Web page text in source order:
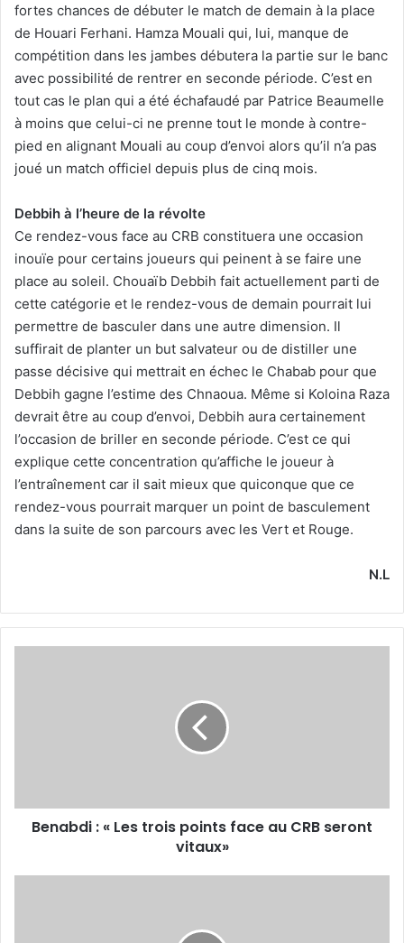
fortes chances de débuter le match de demain à la place
de Houari Ferhani. Hamza Mouali qui, lui, manque de
compétition dans les jambes débutera la partie sur le banc
avec possibilité de rentrer en seconde période. C’est en
tout cas le plan qui a été échafaudé par Patrice Beaumelle
à moins que celui-ci ne prenne tout le monde à contre-
pied en alignant Mouali au coup d’envoi alors qu’il n’a pas
joué un match officiel depuis plus de cinq mois.
Debbih à l’heure de la révolte
Ce rendez-vous face au CRB constituera une occasion
inouïe pour certains joueurs qui peinent à se faire une
place au soleil. Chouaïb Debbih fait actuellement parti de
cette catégorie et le rendez-vous de demain pourrait lui
permettre de basculer dans une autre dimension. Il
suffirait de planter un but salvateur ou de distiller une
passe décisive qui mettrait en échec le Chabab pour que
Debbih gagne l’estime des Chnaoua. Même si Koloina Raza
devrait être au coup d’envoi, Debbih aura certainement
l’occasion de briller en seconde période. C’est ce qui
explique cette concentration qu’affiche le joueur à
l’entraînement car il sait mieux que quiconque que ce
rendez-vous pourrait marquer un point de basculement
dans la suite de son parcours avec les Vert et Rouge.
N.L
vitaux»
Benabdi : « Les trois points face au CRB seront
vitaux»